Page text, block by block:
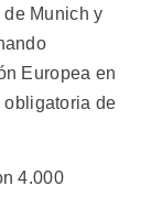
Munich y
Europea en
obligatoria de
4.000